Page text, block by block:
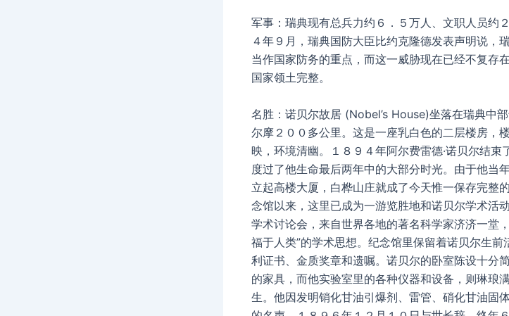
军事：瑞典现有总兵力约６．５万人、文职人员约
４年９月，瑞典国防大臣比约克隆德发表声明说，
当作国家防务的重点，而这一威胁现在已经不复存
国家领土完整。
名胜：诺贝尔故居 (Nobel’s House)坐落在瑞典中
尔摩２００多公里。这是一座乳白色的二层楼房，
映，环境清幽。１８９４年阿尔费雷德·诺贝尔结
度过了他生命最后两年中的大部分时光。由于他当
立起高楼大厦，白桦山庄就成了今天惟一保存完整
念馆以来，这里已成为一游览胜地和诺贝尔学术活
学术讨论会，来自世界各地的著名科学家济济一堂
福于人类”的学术思想。纪念馆里保留着诺贝尔生
利证书、金质奖章和遗嘱。诺贝尔的卧室陈设十分
的家具，而他实验室里的各种仪器和设备，则琳琅
生。他因发明销化甘油引爆剂、雷管、硝化甘油固